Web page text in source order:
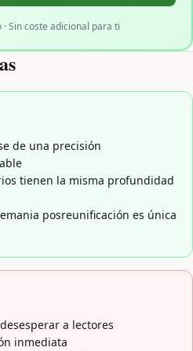
Sin coste adicional para ti
de una precisión
tienen la misma profundidad
posreunificación es única
a lectores
inmediata